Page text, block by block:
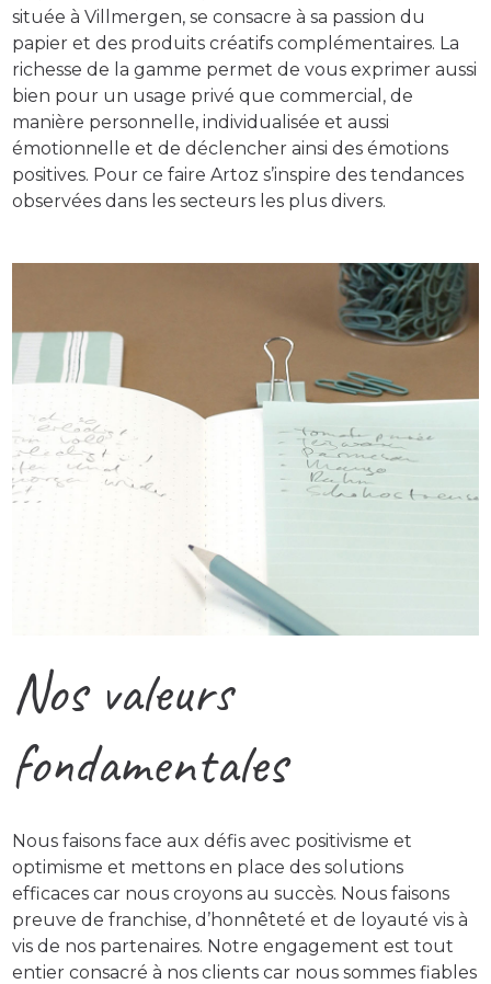
située à Villmergen, se consacre à sa passion du
papier et des produits créatifs complémentaires. La
richesse de la gamme permet de vous exprimer aussi
bien pour un usage privé que commercial, de
manière personnelle, individualisée et aussi
émotionnelle et de déclencher ainsi des émotions
positives. Pour ce faire Artoz s’inspire des tendances
observées dans les secteurs les plus divers.
Nos valeurs
fondamentales
Nous faisons face aux défis avec positivisme et
optimisme et mettons en place des solutions
efficaces car nous croyons au succès. Nous faisons
preuve de franchise, d’honnêteté et de loyauté vis à
vis de nos partenaires. Notre engagement est tout
entier consacré à nos clients car nous sommes fiables